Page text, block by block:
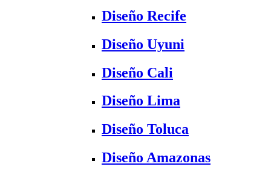
Diseño Recife
Diseño Uyuni
Diseño Cali
Diseño Lima
Diseño Toluca
Diseño Amazonas